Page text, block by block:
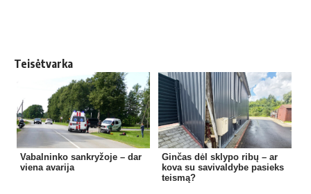
Teisėtvarka
Vabalninko sankryžoje – dar
viena avarija
Ginčas dėl sklypo ribų – ar
kova su savivaldybe pasieks
teismą?